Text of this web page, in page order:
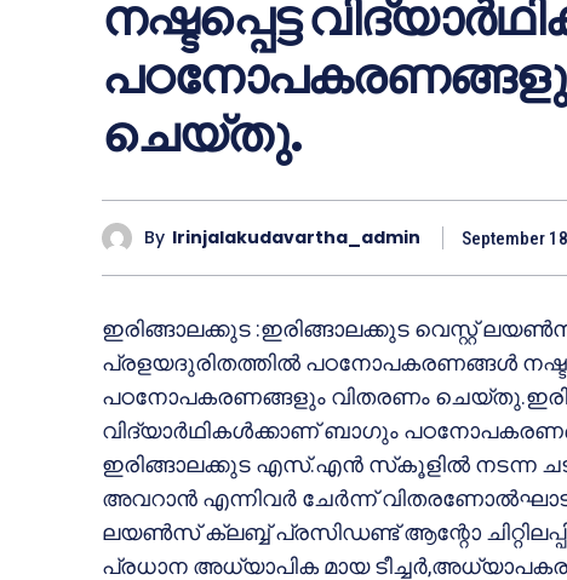
നഷ്ടപ്പെട്ട
ചെയ്തു.
By Irinjalakudavartha_admin September
ഇരിങ്ങാലക്കുട :ഇരിങ്ങാലക്കുട വെസ്റ്റ്
പ്രളയദുരിതത്തില്‍ പഠനോപകരണങ്ങള്‍
പഠനോപകരണങ്ങളും വിതരണം
വിദ്യാര്‍ഥികള്‍ക്കാണ് ബാഗും
ഇരിങ്ങാലക്കുട എസ്.എന്‍ സ്‌കൂളില്‍ നടന്ന
അവറാന്‍ എന്നിവര്‍ ചേര്‍ന്ന്
ലയണ്‍സ് ക്ലബ്ബ് പ്രസിഡണ്ട് ആന്റോ
പ്രധാന അധ്യാപിക മായ